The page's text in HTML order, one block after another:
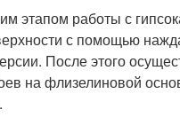
этапом работы с
с помощью
После этого
на флизелиновой